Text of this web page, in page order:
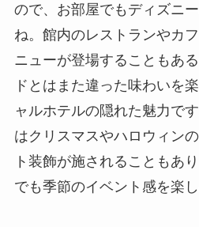
ので、お部屋でもディズニ
ね。館内のレストランやカ
ニューが登場することもあ
ドとはまた違った味わいを
ャルホテルの隠れた魅力で
はクリスマスやハロウィン
ト装飾が施されることもあ
でも季節のイベント感を楽し